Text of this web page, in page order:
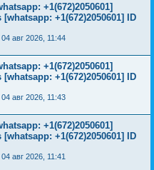
+1(672)2050601]
+1(672)2050601] ID
04 авг 2026, 11:44
+1(672)2050601]
+1(672)2050601] ID
04 авг 2026, 11:43
+1(672)2050601]
+1(672)2050601] ID
04 авг 2026, 11:41